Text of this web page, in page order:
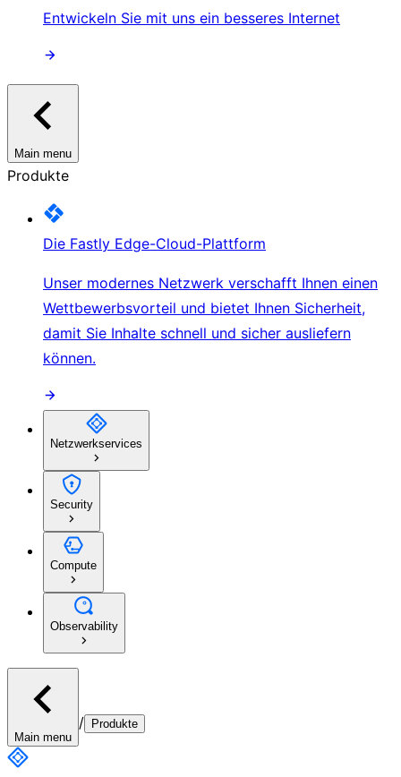
Entwickeln Sie mit uns ein besseres Internet
Main menu
Produkte
Die Fastly Edge-Cloud-Plattform
Unser modernes Netzwerk verschafft Ihnen einen
Wettbewerbsvorteil und bietet Ihnen Sicherheit,
damit Sie Inhalte schnell und sicher ausliefern
können.
Netzwerkservices
Security
Compute
Observability
Main menu
/ Produkte